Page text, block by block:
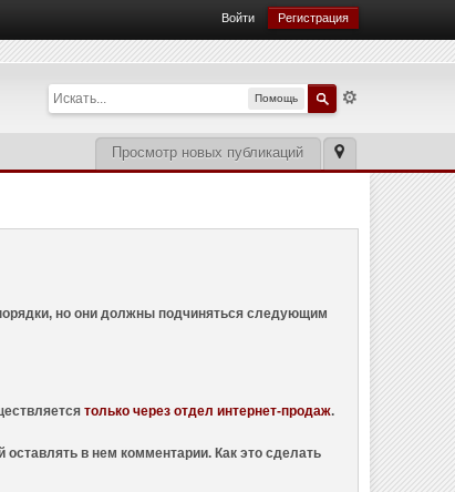
Войти Регистрация
Помощь
Просмотр новых публикаций
но они должны подчиняться следующим
только через отдел интернет-продаж.
оставлять в нем комментарии. Как это сделать